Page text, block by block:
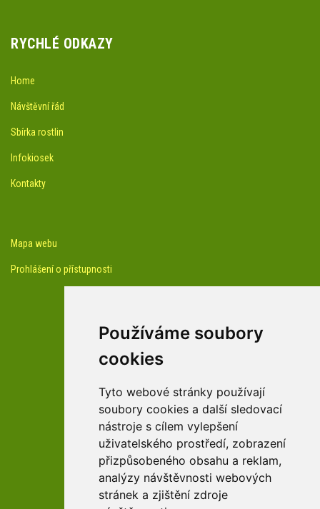
Používáme soubory
cookies
Tyto webové stránky používají
soubory cookies a další sledovací
nástroje s cílem vylepšení
uživatelského prostředí, zobrazení
přizpůsobeného obsahu a reklam,
analýzy návštěvnosti webových
stránek a zjištění zdroje
RYCHLÉ ODKAZY
Home
Návštěvní řád
Sbírka rostlin
Infokiosek
Kontakty
Mapa webu
Prohlášení o přístupnosti
Youtube kanál arboreta